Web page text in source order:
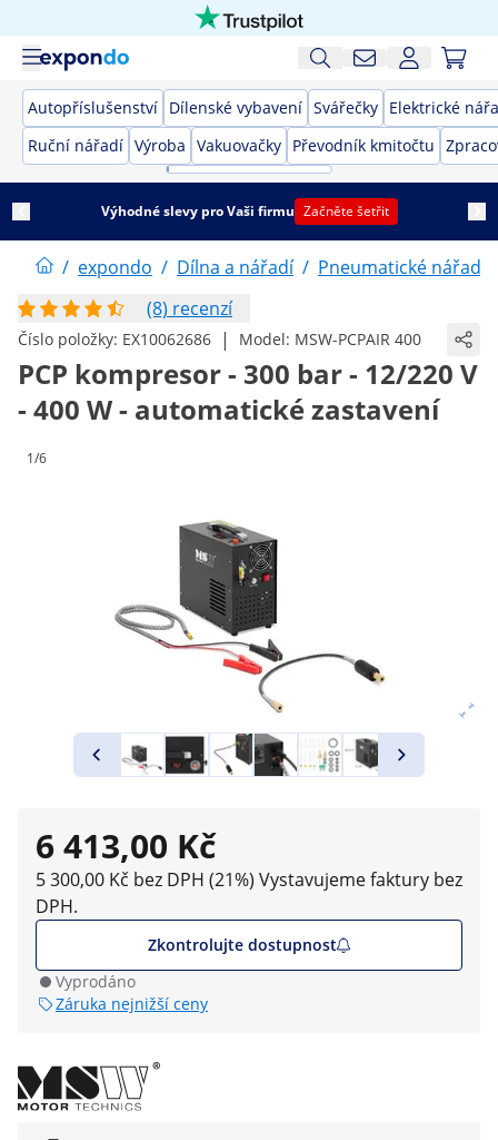
Autopříslušenství Dílenské vybavení Svářečky Elektrické
Ruční nářadí Výroba Vakuovačky Převodník kmitočtu
Výhodné slevy pro Vaši firmu Začněte šetřit
/ expondo / Dílna a nářadí / Pneumatické nářadí
(8) recenzí
Číslo položky: EX10062686 | Model: MSW-PCPAIR 400
PCP kompresor - 300 bar - 12/220 V
- 400 W - automatické zastavení
1/6
6 413,00 Kč
5 300,00 Kč bez DPH (21%) Vystavujeme faktury bez
DPH.
Zkontrolujte dostupnost
Vyprodáno
Záruka nejnižší ceny